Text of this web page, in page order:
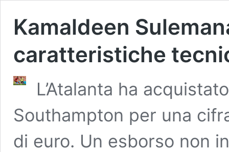
Kamaldeen
caratteristiche
L’Atalanta ha
Southampton per una
di euro. Un esborso non